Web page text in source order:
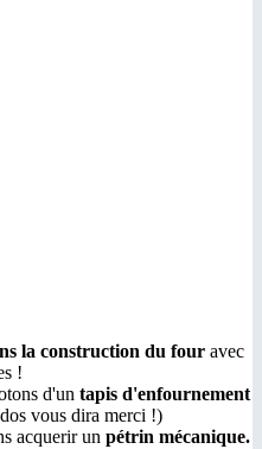
la construction du four avec
!
d'un tapis d'enfournement
vous dira merci !)
acquerir un pétrin mécanique.